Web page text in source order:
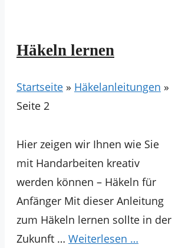
Häkeln lernen
Startseite » Häkelanleitungen »
Seite 2
Hier zeigen wir Ihnen wie Sie
mit Handarbeiten kreativ
werden können – Häkeln für
Anfänger Mit dieser Anleitung
zum Häkeln lernen sollte in der
Zukunft … Weiterlesen …